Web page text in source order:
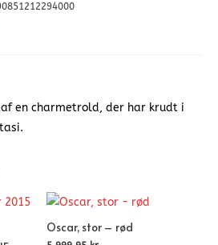
en charmetrold, der har krudt i
Oscar, stor – rød